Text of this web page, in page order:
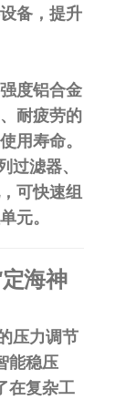
备，提升
度铝合金
耐疲劳的
用寿命。
过滤器、
可快速组
元。
海神
压力调节
能稳压
在复杂工